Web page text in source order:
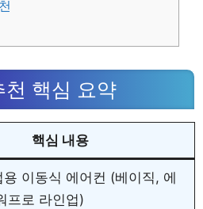
천 핵심 요약
핵심 내용
이동식 에어컨 (베이직, 에
프로 라인업)